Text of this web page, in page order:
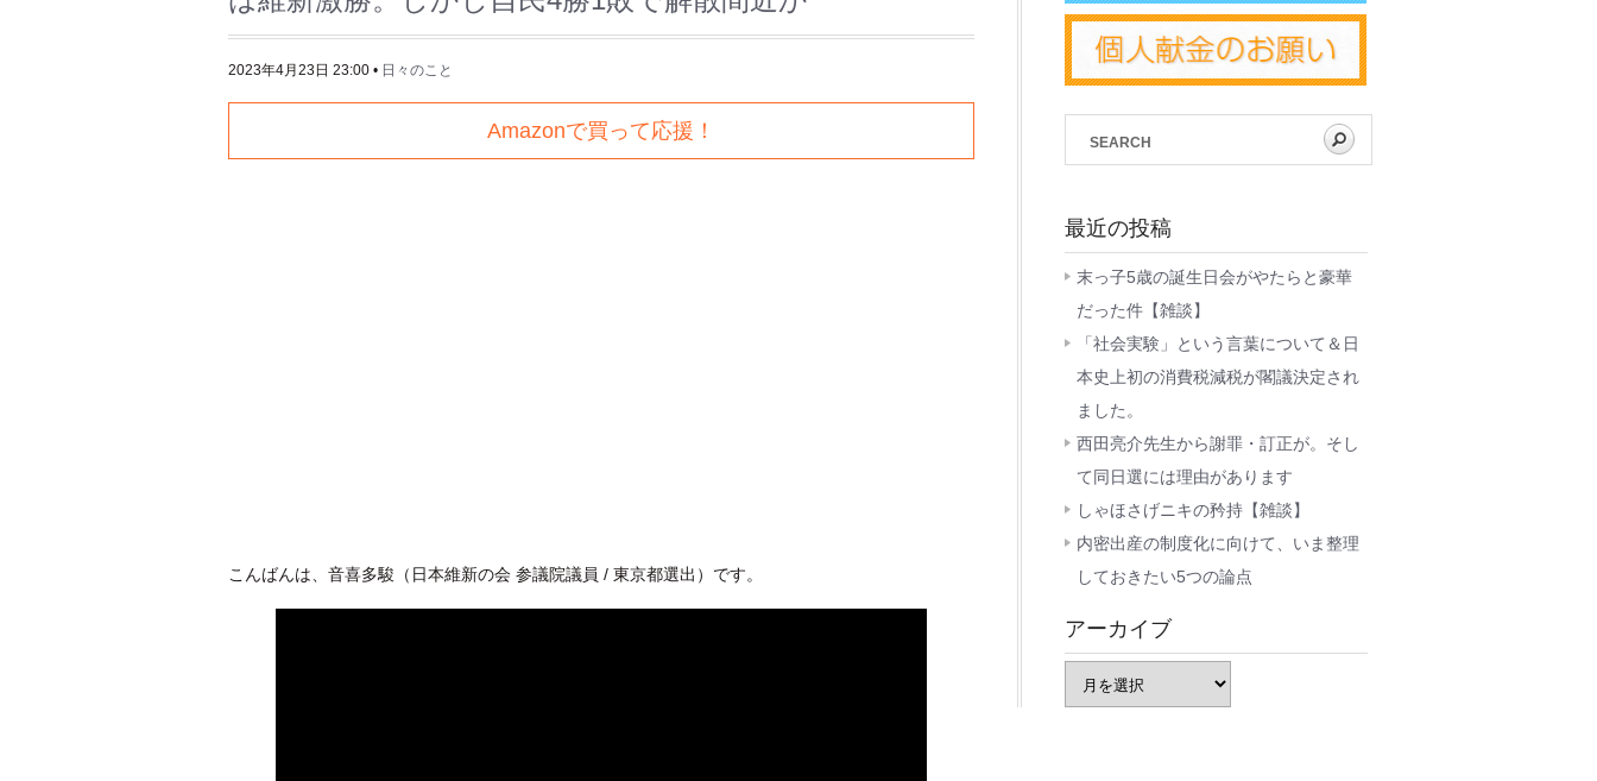
2023年4月23日 23:00 • 日々のこと
Amazonで買って応援！
こんばんは、音喜多駿（日本維新の会 参議院議員 / 東京都選出）です。
最近の投稿
末っ子5歳の誕生日会がやたらと豪華
だった件【雑談】
「社会実験」という言葉について＆日
本史上初の消費税減税が閣議決定され
ました。
西田亮介先生から謝罪・訂正が。そし
て同日選には理由があります
しゃほさげニキの矜持【雑談】
内密出産の制度化に向けて、いま整理
しておきたい5つの論点
アーカイブ